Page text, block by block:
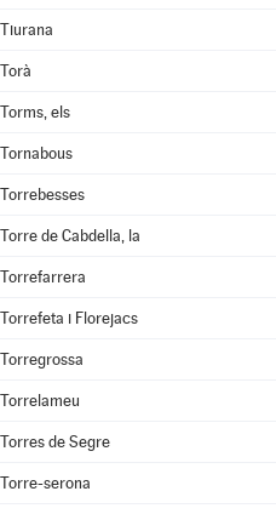
Tiurana
Torà
Torms, els
Tornabous
Torrebesses
Torre de Cabdella, la
Torrefarrera
Torrefeta i Florejacs
Torregrossa
Torrelameu
Torres de Segre
Torre-serona